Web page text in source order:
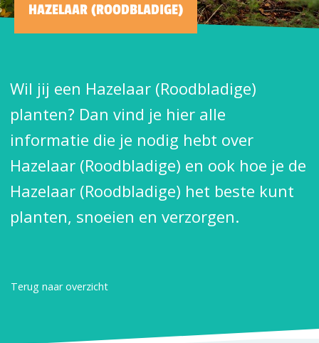
HAZELAAR (ROODBLADIGE)
Wil jij een Hazelaar (Roodbladige)
planten? Dan vind je hier alle
informatie die je nodig hebt over
Hazelaar (Roodbladige) en ook hoe je de
Hazelaar (Roodbladige) het beste kunt
planten, snoeien en verzorgen.
Terug naar overzicht